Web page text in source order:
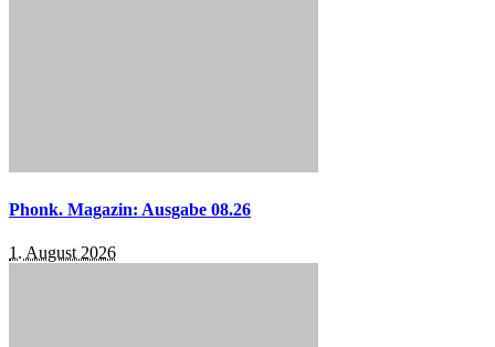
Phonk. Magazin: Ausgabe 08.26
1. August 2026